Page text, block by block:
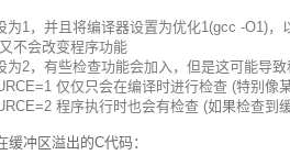
为1，并且将编译器设置为优化1(gcc -O1)
不会改变程序功能
为2，有些检查功能会加入，但是这可能导致
仅仅只会在编译时进行检查 (特别像
程序执行时也会有检查 (如果检查到
冲区溢出的C代码：